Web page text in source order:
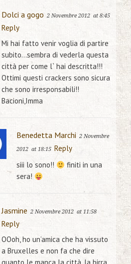
Dolci a gogo 2 Novembre 2012 at 8:45
Reply
Mi hai fatto venir voglia di partire
subito…sembra di vederla questa
città per come l` hai descritta!!!
Ottimi questi crackers sono sicura
che sono irresponsabili!!
Bacioni,Imma
Benedetta Marchi 2 Novembre
2012 at 18:15 Reply
siii lo sono!!
finiti in una
sera!
Jasmine 2 Novembre 2012 at 11:58
Reply
OOoh, ho un’amica che ha vissuto
a Bruxelles e non fa che dire